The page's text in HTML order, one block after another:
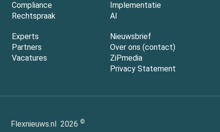
Compliance
Rechtspraak
Implementatie
AI
Experts
Partners
Vacatures
Nieuwsbrief
Over ons (contact)
ZiPmedia
Privacy Statement
Flexnieuws.nl 2026 ©